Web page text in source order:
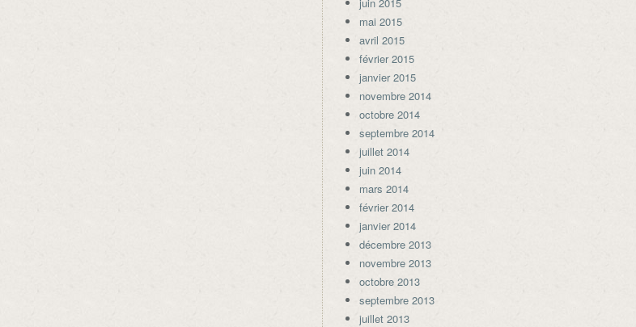
mai 2015
avril 2015
février 2015
janvier 2015
novembre 2014
octobre 2014
septembre 2014
juillet 2014
juin 2014
mars 2014
février 2014
janvier 2014
décembre 2013
novembre 2013
octobre 2013
septembre 2013
juillet 2013